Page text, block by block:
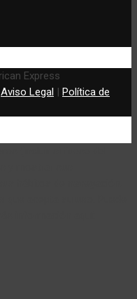
Aviso Legal | Política de